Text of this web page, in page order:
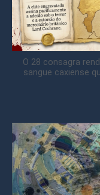
O 28 consagra
sangue caxiense